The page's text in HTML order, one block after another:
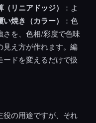
（リニアドッジ）
：よ
い焼き（カラー）
：色
さを、色相/彩度で色味
見え方が作れます。編
ードを変えるだけで扱
役の用途ですが、それ